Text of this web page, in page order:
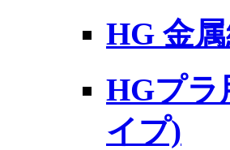
HG 金
HGプラ
イプ)